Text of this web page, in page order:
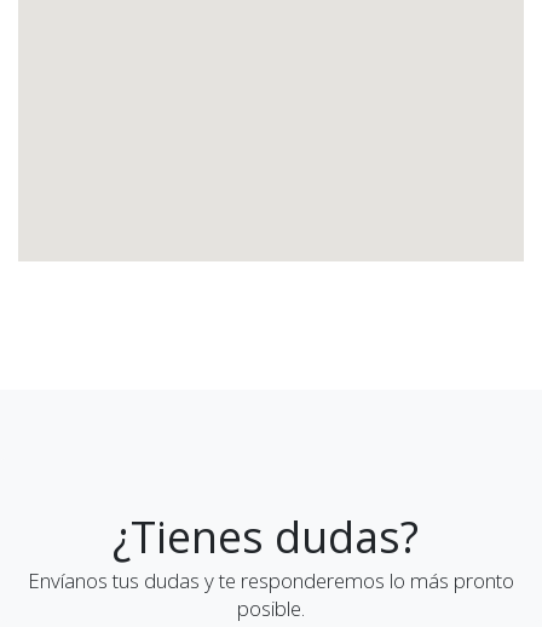
¿Tienes dudas?
Envíanos tus dudas y te responderemos lo más pronto
posible.